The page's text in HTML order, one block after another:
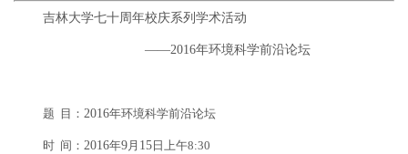
吉林大学七十周年校庆系列学术活动
——2016年环境科学前沿论坛
题 目： 2016年环境科学前沿论坛
时 间： 2016年9月 15 日上午8:30